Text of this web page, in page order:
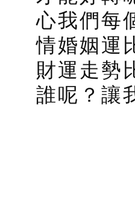
心我們每
情婚姻運
財運走勢
誰呢？讓